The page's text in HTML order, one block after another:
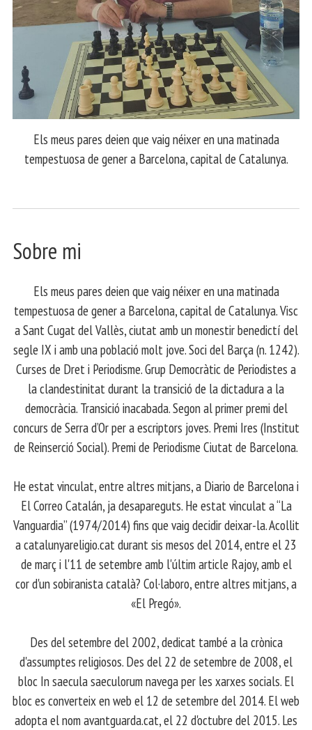
Els meus pares deien que vaig néixer en una matinada
tempestuosa de gener a Barcelona, capital de Catalunya.
Sobre mi
Els meus pares deien que vaig néixer en una matinada
tempestuosa de gener a Barcelona, capital de Catalunya. Visc
a Sant Cugat del Vallès, ciutat amb un monestir benedictí del
segle IX i amb una població molt jove. Soci del Barça (n. 1242).
Curses de Dret i Periodisme. Grup Democràtic de Periodistes a
la clandestinitat durant la transició de la dictadura a la
democràcia. Transició inacabada. Segon al primer premi del
concurs de Serra d’Or per a escriptors joves. Premi Ires (Institut
de Reinserció Social). Premi de Periodisme Ciutat de Barcelona.
​ He estat vinculat, entre altres mitjans, a Diario de Barcelona i
El Correo Catalán, ja desapareguts. He estat vinculat a “La
Vanguardia” (1974/2014) fins que vaig decidir deixar-la. Acollit
a catalunyareligio.cat durant sis mesos del 2014, entre el 23
de març i l'11 de setembre amb l'últim article Rajoy, amb el
cor d'un sobiranista català? Col·laboro, entre altres mitjans, a
«El Pregó».
​ Des del setembre del 2002, dedicat també a la crònica
d'assumptes religiosos. Des del 22 de setembre de 2008, el
bloc In saecula saeculorum navega per les xarxes socials. El
bloc es converteix en web el 12 de setembre del 2014. El web
adopta el nom avantguarda.cat, el 22 d'octubre del 2015. Les